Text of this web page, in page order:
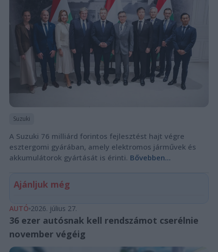
Suzuki
A Suzuki 76 milliárd forintos fejlesztést hajt végre
esztergomi gyárában, amely elektromos járművek és
akkumulátorok gyártását is érinti. Bővebben...
Ajánljuk még
AUTÓ 2026. július 27.
36 ezer autósnak kell rendszámot cserélnie
november végéig